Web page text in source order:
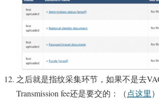
之后就是指纹采集环节，如果不是去
Transmission fee还是要交的：（点这里）